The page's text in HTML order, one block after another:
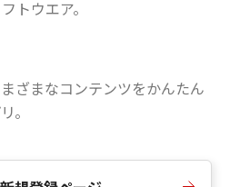
トウエア。
ざまなコンテンツをかんたん
。